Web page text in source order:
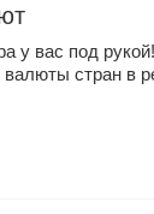
у вас под
валюты стран в